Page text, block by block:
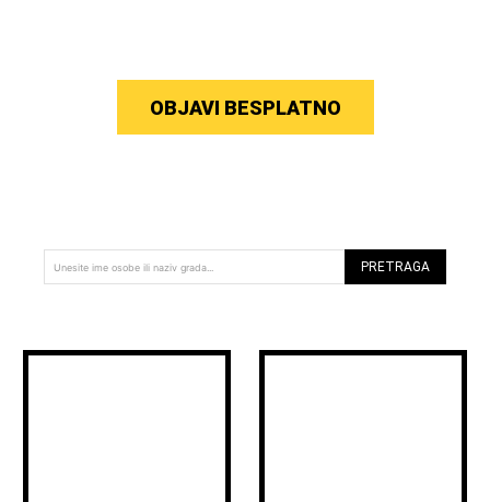
OBJAVI BESPLATNO
Unesite ime osobe ili naziv grada... PRETRAGA